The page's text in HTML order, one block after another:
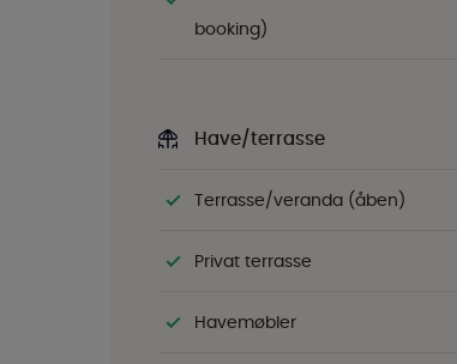
booking)
Have/terrasse
Terrasse/veranda (åben)
Privat terrasse
Havemøbler